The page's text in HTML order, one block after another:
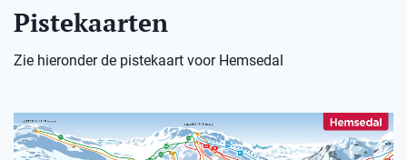
Pistekaarten
Zie hieronder de pistekaart voor Hemsedal